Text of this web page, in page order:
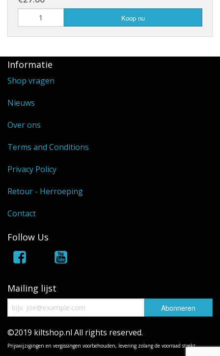
Koop nu
Informatie
Shop vragen
Nieuws
Over ons
Terms and Conditions
Privacy Policy
Retour - Herroeping
Contact
Follow Us
Mailing lijst
©2019 kiltshop.nl All rights reserved.
Prijswijzigingen en vergissingen voorbehouden, levering zolang de voorraad strekt.